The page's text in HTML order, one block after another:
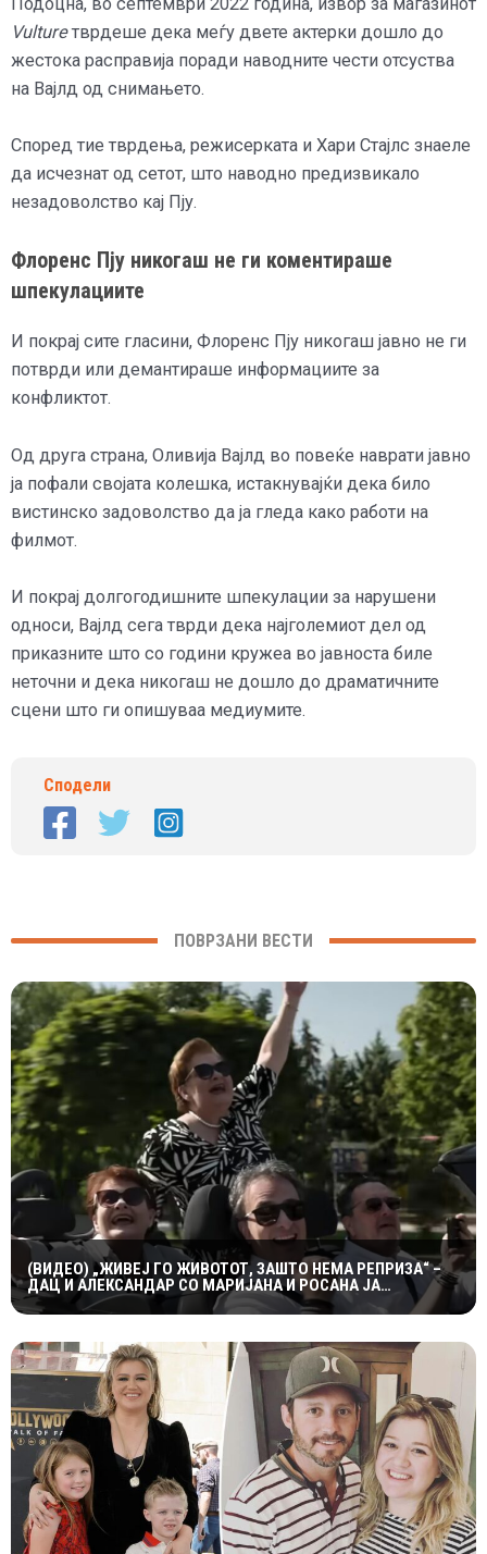
Vultureтврдеше дека меѓу двете актерки дошло до
жестока расправија поради наводните чести отсуства
на Вајлд од снимањето.
Според тие тврдења, режисерката и Хари Стајлс знаеле
да исчезнат од сетот, што наводно предизвикало
незадоволство кај Пју.
Флоренс Пју никогаш не ги коментираше
шпекулациите
И покрај сите гласини, Флоренс Пју никогаш јавно не ги
потврди или демантираше информациите за
конфликтот.
Од друга страна, Оливија Вајлд во повеќе наврати јавно
ја пофали својата колешка, истакнувајќи дека било
вистинско задоволство да ја гледа како работи на
филмот.
И покрај долгогодишните шпекулации за нарушени
односи, Вајлд сега тврди дека најголемиот дел од
приказните што со години кружеа во јавноста биле
неточни и дека никогаш не дошло до драматичните
сцени што ги опишуваа медиумите.
Сподели
ПОВРЗАНИ ВЕСТИ
(ВИДЕО) „ЖИВЕЈ ГО ЖИВОТОТ, ЗАШТО НЕМА РЕПРИЗА“ –
ДАЦ И АЛЕКСАНДАР СО МАРИЈАНА И РОСАНА ЈА
ПРЕТСТАВИЈА „ЗАСЕКОГАШ МЛАДИ“